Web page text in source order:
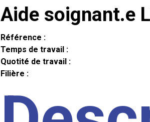
Aide soignant.e
Référence :
Temps de travail :
Quotité de travail :
Filière :